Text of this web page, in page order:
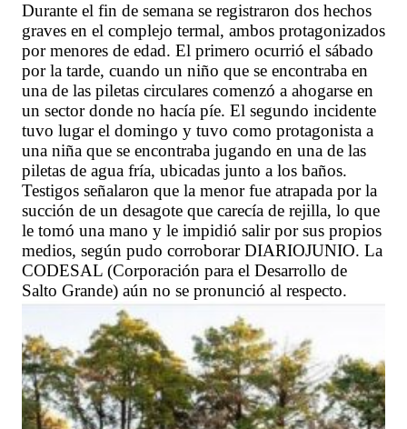
Durante el fin de semana se registraron dos hechos
graves en el complejo termal, ambos protagonizados
por menores de edad. El primero ocurrió el sábado
por la tarde, cuando un niño que se encontraba en
una de las piletas circulares comenzó a ahogarse en
un sector donde no hacía píe. El segundo incidente
tuvo lugar el domingo y tuvo como protagonista a
una niña que se encontraba jugando en una de las
piletas de agua fría, ubicadas junto a los baños.
Testigos señalaron que la menor fue atrapada por la
succión de un desagote que carecía de rejilla, lo que
le tomó una mano y le impidió salir por sus propios
medios, según pudo corroborar DIARIOJUNIO. La
CODESAL (Corporación para el Desarrollo de
Salto Grande) aún no se pronunció al respecto.